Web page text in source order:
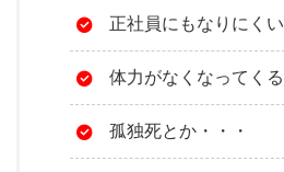
正社員にもなりにくい
体力がなくなってくる
孤独死とか・・・